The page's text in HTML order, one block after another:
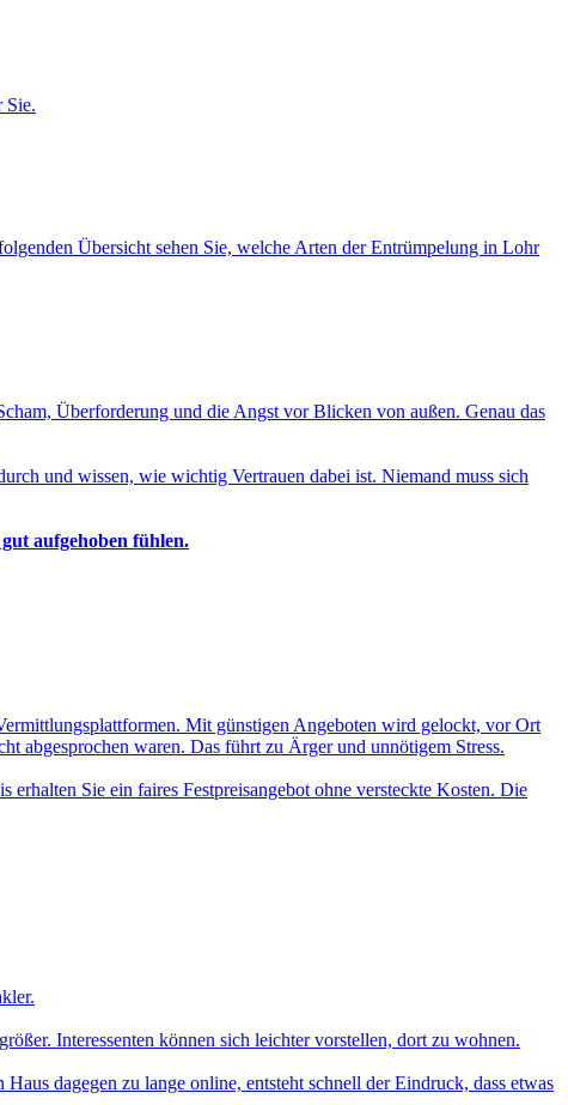
Sie.
Übersicht sehen Sie, welche Arten der Entrümpelung in Lohr
Überforderung und die Angst vor Blicken von außen. Genau das
und wissen, wie wichtig Vertrauen dabei ist. Niemand muss sich
aufgehoben fühlen.
Mit günstigen Angeboten wird gelockt, vor Ort
abgesprochen waren. Das führt zu Ärger und unnötigem Stress.
Sie ein faires Festpreisangebot ohne versteckte Kosten. Die
Interessenten können sich leichter vorstellen, dort zu wohnen.
dagegen zu lange online, entsteht schnell der Eindruck, dass etwas